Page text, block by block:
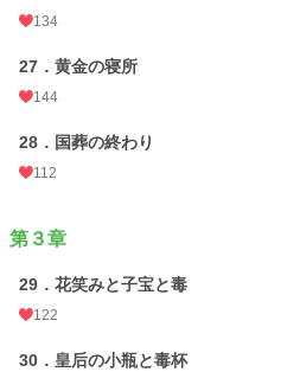
134
27．黄金の寝所
144
28．国葬の終わり
112
第３章
29．花笑みと子宝と毒
122
30．皇后の小瓶と毒杯